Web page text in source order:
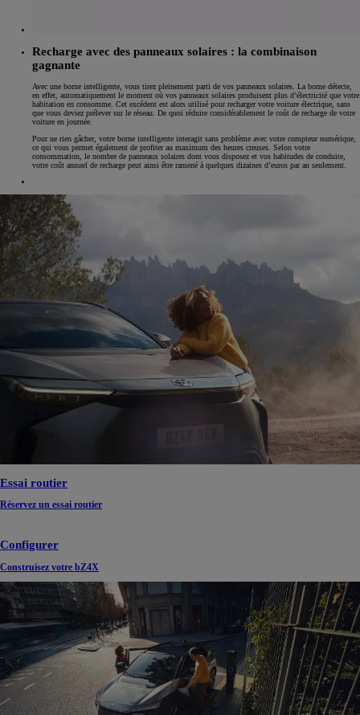
Recharge avec des panneaux solaires : la combinaison
gagnante
Avec une borne intelligente, vous tirez pleinement parti de vos panneaux solaires. La borne détecte,
en effet, automatiquement le moment où vos panneaux solaires produisent plus d’électricité que votre
habitation en consomme. Cet excédent est alors utilisé pour recharger votre voiture électrique, sans
que vous deviez prélever sur le réseau. De quoi réduire considérablement le coût de recharge de votre
voiture en journée.
Pour ne rien gâcher, votre borne intelligente interagit sans problème avec votre compteur numérique,
ce qui vous permet également de profiter au maximum des heures creuses. Selon votre
consommation, le nombre de panneaux solaires dont vous disposez et vos habitudes de conduite,
votre coût annuel de recharge peut ainsi être ramené à quelques dizaines d’euros par an seulement.
Essai routier
Réservez un essai routier
Configurer
Construisez votre bZ4X